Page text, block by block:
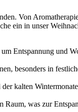
Von
ein in unser
Entspannung und
besonders in
kalten
Raum, was zur